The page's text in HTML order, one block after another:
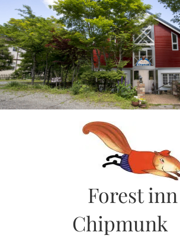
to
content
Forest inn
Chipmunk